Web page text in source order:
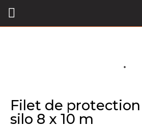
Filet de
silo 8 x 10 m